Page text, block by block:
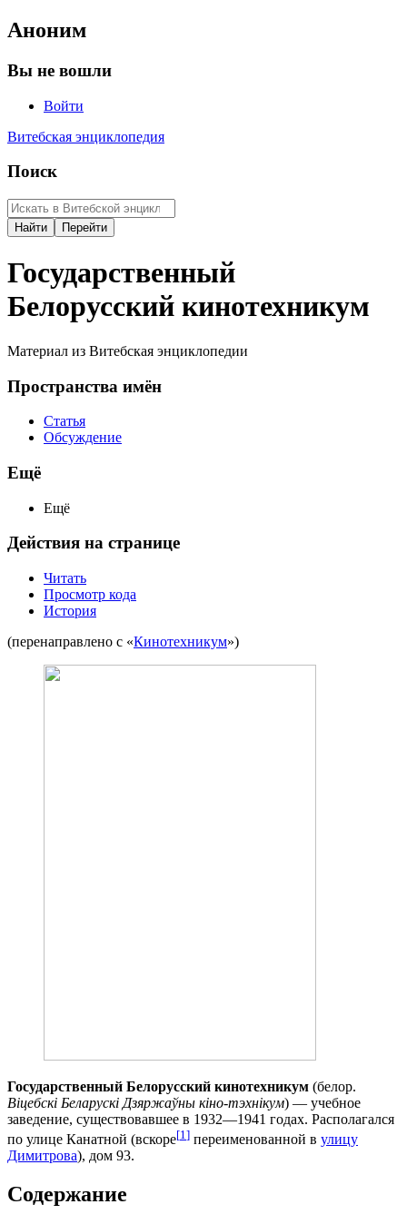
Аноним
Вы не вошли
Войти
Витебская энциклопедия
Поиск
Государственный
Белорусский кинотехникум
Материал из Витебская энциклопедии
Пространства имён
Статья
Обсуждение
Ещё
Ещё
Действия на странице
Читать
Просмотр кода
История
(перенаправлено с «Кинотехникум»)
Государственный Белорусский кинотехникум (белор.
Віцебскі Беларускі Дзяржаўны кіно-тэхнікум) — учебное
заведение, существовавшее в 1932—1941 годах. Располагался
по улице Канатной (вскоре[1] переименованной в улицу
Димитрова), дом 93.
Содержание